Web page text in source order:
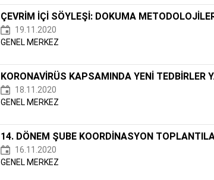
ÇEVRİM İÇİ SÖYLEŞİ: DOKUMA
19.11.2020
GENEL MERKEZ
KORONAVİRÜS KAPSAMINDA YENİ TEDBİRLER
18.11.2020
GENEL MERKEZ
14. DÖNEM ŞUBE KOORDİNASYON
16.11.2020
GENEL MERKEZ